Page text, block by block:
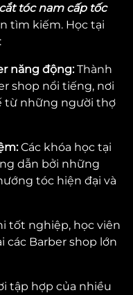
tóc nam cấp tốc
tìm kiếm. Học tại
năng động:Thành
shop nổi tiếng, nơi
từ những người thợ
Các khóa học tại
dẫn bởi những
tóc hiện đại và
tốt nghiệp, học viên
các Barber shop lớn
tập hợp của nhiều